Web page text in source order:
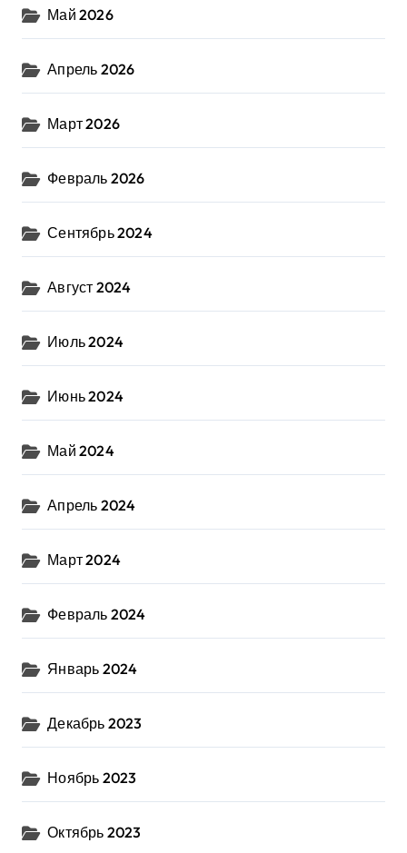
Май 2026
Апрель 2026
Март 2026
Февраль 2026
Сентябрь 2024
Август 2024
Июль 2024
Июнь 2024
Май 2024
Апрель 2024
Март 2024
Февраль 2024
Январь 2024
Декабрь 2023
Ноябрь 2023
Октябрь 2023